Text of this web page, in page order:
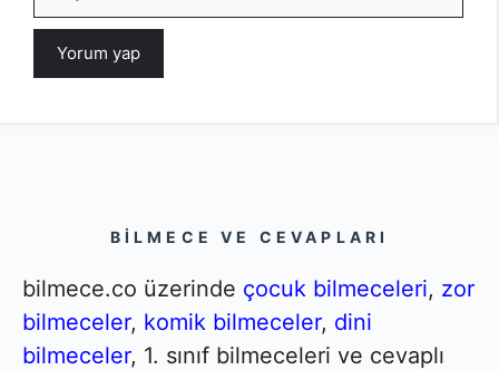
posta
BILMECE VE CEVAPLARI
bilmece.co üzerinde çocuk bilmeceleri, zor
bilmeceler, komik bilmeceler, dini
bilmeceler, 1. sınıf bilmeceleri ve cevaplı